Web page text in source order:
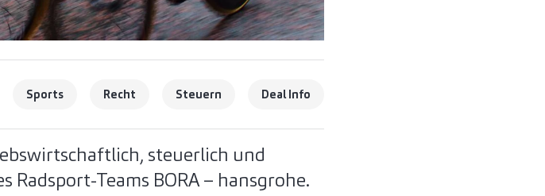
Sports Recht Steuern Deal Info
steuerlich und
Teams BORA – hansgrohe.